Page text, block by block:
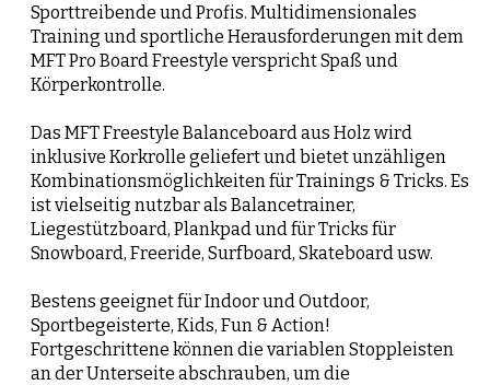
Sporttreibende und Profis. Multidimensionales
Training und sportliche Herausforderungen mit dem
MFT Pro Board Freestyle verspricht Spaß und
Körperkontrolle.
Das MFT Freestyle Balanceboard aus Holz wird
inklusive Korkrolle geliefert und bietet unzähligen
Kombinationsmöglichkeiten für Trainings & Tricks. Es
ist vielseitig nutzbar als Balancetrainer,
Liegestützboard, Plankpad und für Tricks für
Snowboard, Freeride, Surfboard, Skateboard usw.
Bestens geeignet für Indoor und Outdoor,
Sportbegeisterte, Kids, Fun & Action!
Fortgeschrittene können die variablen Stoppleisten
an der Unterseite abschrauben, um die